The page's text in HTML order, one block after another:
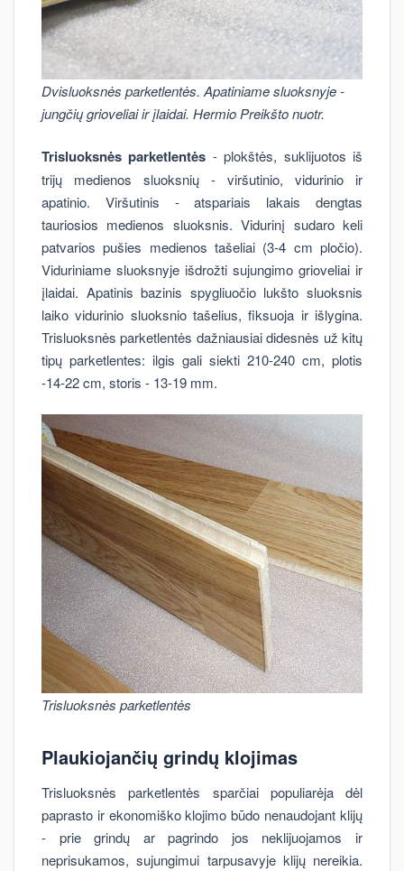
Dvisluoksnės parketlentės. Apatiniame sluoksnyje -
jungčių grioveliai ir įlaidai. Hermio Preikšto nuotr.
Trisluoksnės parketlentės - plokštės, suklijuotos iš
trijų medienos sluoksnių - viršutinio, vidurinio ir
apatinio. Viršutinis - atspariais lakais dengtas
tauriosios medienos sluoksnis. Vidurinį sudaro keli
patvarios pušies medienos tašeliai (3-4 cm pločio).
Viduriniame sluoksnyje išdrožti sujungimo grioveliai ir
įlaidai. Apatinis bazinis spygliuočio lukšto sluoksnis
laiko vidurinio sluoksnio tašelius, fiksuoja ir išlygina.
Trisluoksnės parketlentės dažniausiai didesnės už kitų
tipų parketlentes: ilgis gali siekti 210-240 cm, plotis
-14-22 cm, storis - 13-19 mm.
Trisluoksnės parketlentės
Plaukiojančių grindų klojimas
Trisluoksnės parketlentės sparčiai populiarėja dėl
paprasto ir ekonomiško klojimo būdo nenaudojant klijų
- prie grindų ar pagrindo jos neklijuojamos ir
neprisukamos, sujungimui tarpusavyje klijų nereikia.